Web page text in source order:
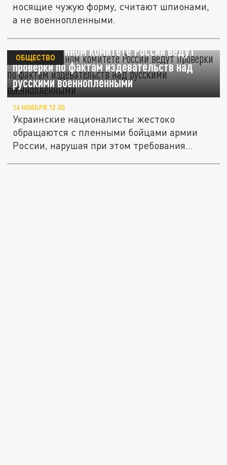
носящие чужую форму, считают шпионами,
а не военнопленными.
В Следственном комитете России ведут
проверки по фактам издевательств над
русскими военнопленными
ОБЩЕСТВО
14 НОЯБРЯ 12:30
Украинские националисты жестоко
обращаются с пленными бойцами армии
России, нарушая при этом требования...